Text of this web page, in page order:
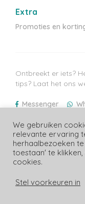
Extra
Promoties en
Ontbreekt er iets?
tips? Laat het ons
Messenger
Laatste prijzen
We gebruiken
relevante ervaring
herhaalbezoeken
toestaan' te klikken,
cookies.
Stel voorkeuren in